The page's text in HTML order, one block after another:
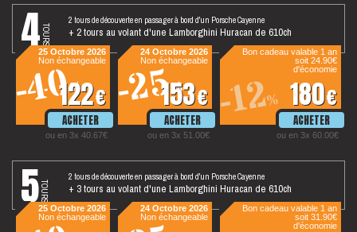
4tours
2 tours de découverte en passager à bord d'un Porsche Cayenne
+ 2 tours au volant d'une Lamborghini Huracan de 610ch
Bon cadeau valable 1 an
180€
ou en 3x 60.00€
-12%
soit 24.90€
d'économie
24 Octobre 2026
Non échangeable
153€
ou en 3x 51.00€
-25%
25 Octobre 2026
Non échangeable
122€
ou en 3x 40.67€
-40%
5tours
2 tours de découverte en passager à bord d'un Porsche Cayenne
+ 3 tours au volant d'une Lamborghini Huracan de 610ch
Bon cadeau valable 1 an
soit 31.90€
d'économie
24 Octobre 2026
Non échangeable
25 Octobre 2026
Non échangeable